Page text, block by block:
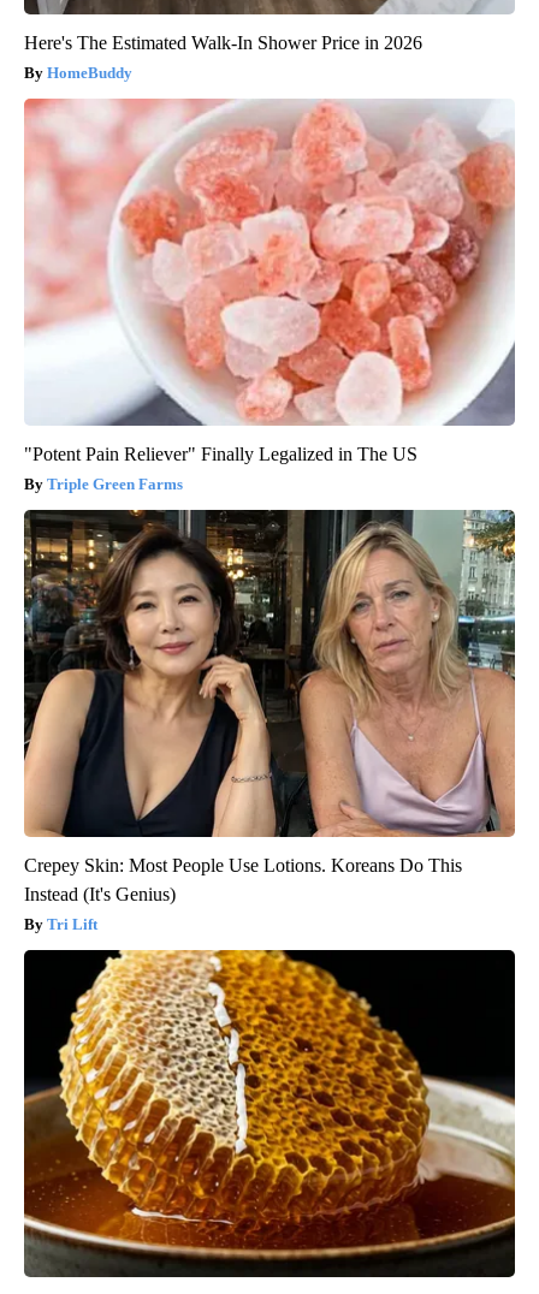
Here's The Estimated Walk-In Shower Price in 2026
HomeBuddy
"Potent Pain Reliever" Finally Legalized in The US
Triple Green Farms
Crepey Skin: Most People Use Lotions. Koreans Do This
Instead (It's Genius)
Tri Lift